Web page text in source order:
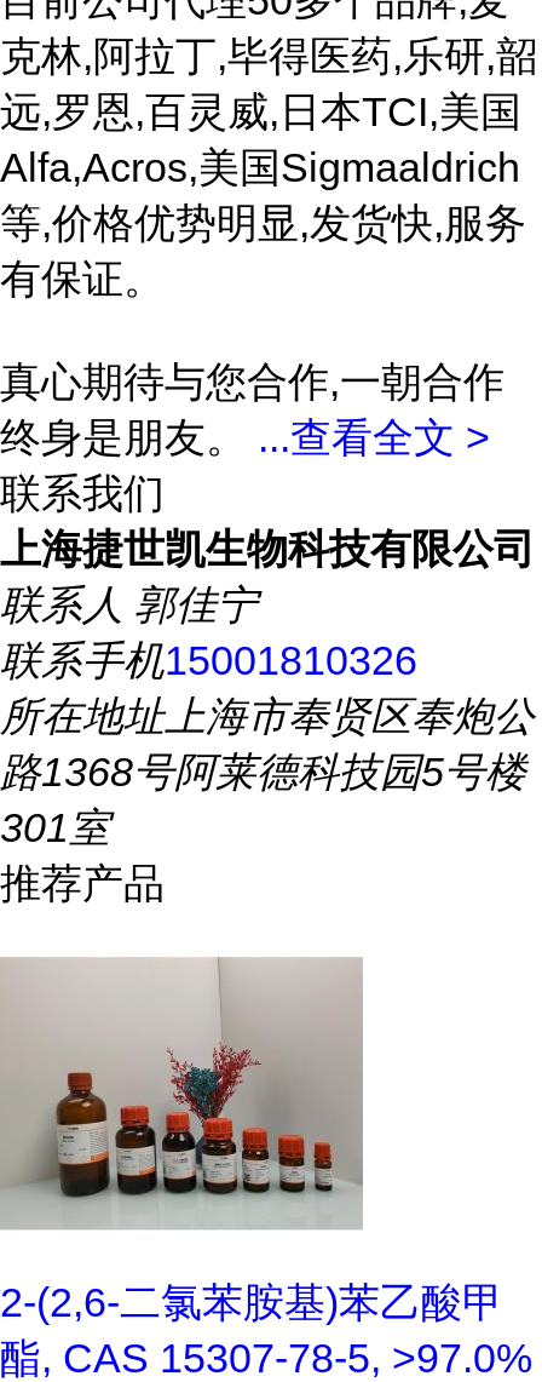
克林,阿拉丁,毕得医药,乐研,韶
远,罗恩,百灵威,日本TCI,美国
Alfa,Acros,美国Sigmaaldrich
等,价格优势明显,发货快,服务
有保证。
真心期待与您合作,一朝合作
终身是朋友。 ...查看全文 >
联系我们
上海捷世凯生物科技有限公司
联系人 郭佳宁
联系手机15001810326
所在地址上海市奉贤区奉炮公
路1368号阿莱德科技园5号楼
301室
推荐产品
2-(2,6-二氯苯胺基)苯乙酸甲
酯, CAS 15307-78-5, >97.0%